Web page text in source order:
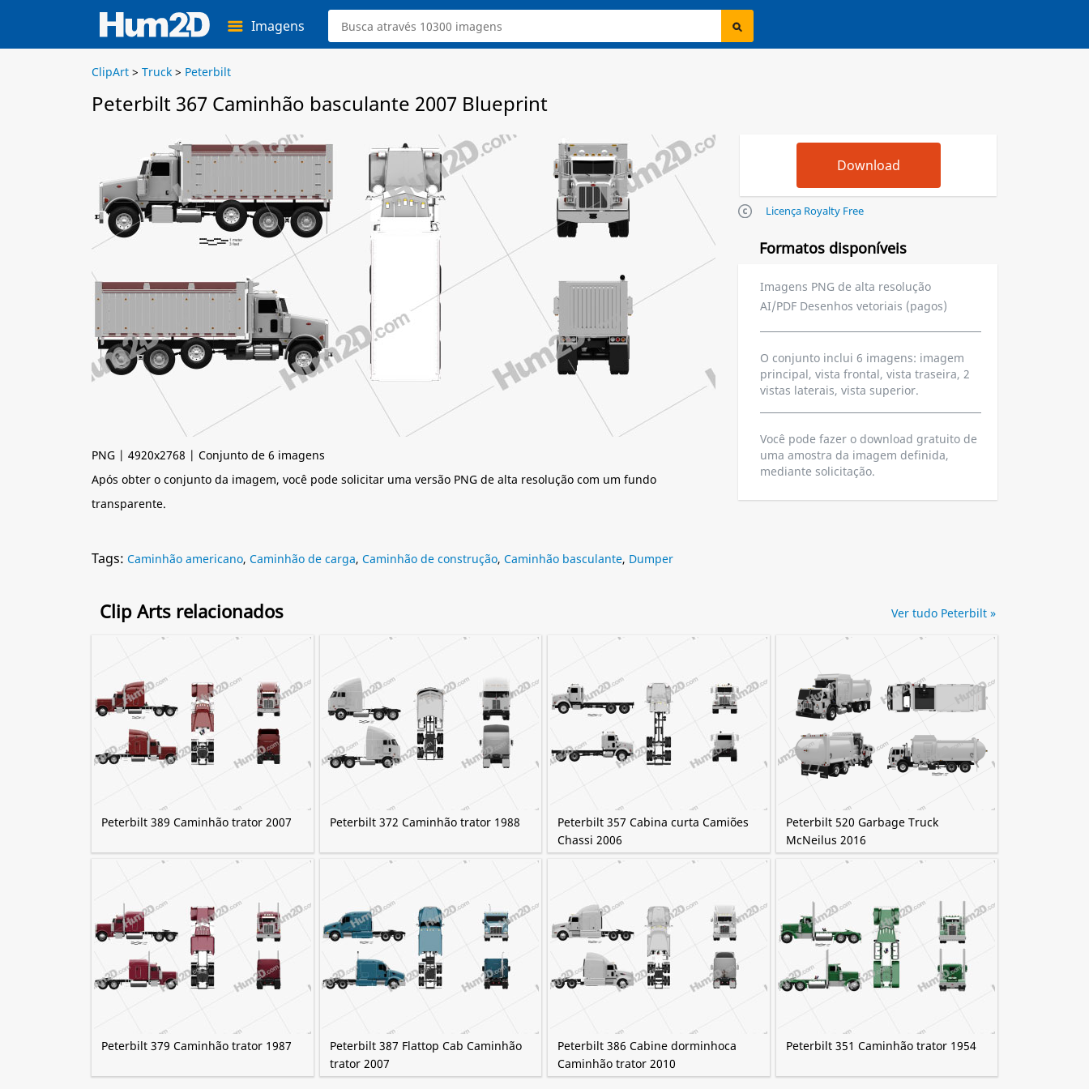
Imagens
ClipArt > Truck > Peterbilt
Peterbilt 367 Caminhão basculante 2007 Blueprint
PNG | 4920x2768 | Conjunto de 6 imagens
Após obter o conjunto da imagem, você pode solicitar uma versão PNG de alta resolução com um fundo
transparente.
Licença Royalty Free
Formatos disponíveis
Imagens PNG de alta resolução
AI/PDF Desenhos vetoriais (pagos)
O conjunto inclui 6 imagens: imagem
principal, vista frontal, vista traseira, 2
vistas laterais, vista superior.
Você pode fazer o download gratuito de
uma amostra da imagem definida,
mediante solicitação.
Tags: Caminhão americano, Caminhão de carga, Caminhão de construção, Caminhão basculante, Dumper
Clip Arts relacionados
Peterbilt 389 Caminhão trator 2007 Peterbilt 372 Caminhão trator 1988
Peterbilt 357 Cabina curta Camiões
Chassi 2006
Peterbilt 520 Garbage Truck
McNeilus 2016
Peterbilt 379 Caminhão trator 1987
Peterbilt 387 Flattop Cab Caminhão
trator 2007
Peterbilt 386 Cabine dorminhoca
Caminhão trator 2010
Peterbilt 351 Caminhão trator 1954
Ver tudo Peterbilt »